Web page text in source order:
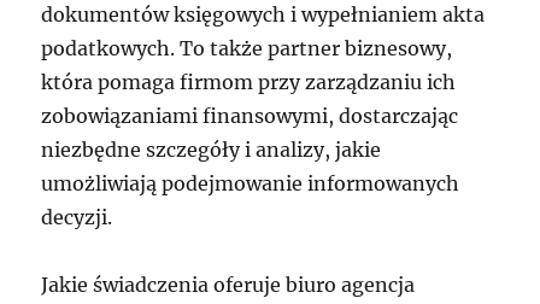
dokumentów księgowych i wypełnianiem akta
podatkowych. To także partner biznesowy,
która pomaga firmom przy zarządzaniu ich
zobowiązaniami finansowymi, dostarczając
niezbędne szczegóły i analizy, jakie
umożliwiają podejmowanie informowanych
decyzji.
Jakie świadczenia oferuje biuro agencja